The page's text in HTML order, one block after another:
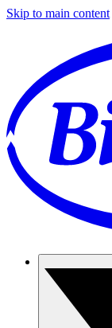
Skip to main content